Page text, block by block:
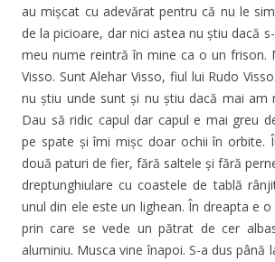
au mișcat cu adevărat pentru că nu le
de la picioare, dar nici astea nu știu dacă
meu nume reintră în mine ca o un frison.
Visso. Sunt Alehar Visso, fiul lui Rudo
nu știu unde sunt și nu știu dacă mai am
Dau să ridic capul dar capul e mai greu
pe spate și îmi mișc doar ochii în orbite.
două paturi de fier, fără saltele și fără
dreptunghiulare cu coastele de tablă
unul din ele este un lighean. În dreapta e
prin care se vede un pătrat de cer
aluminiu. Musca vine înapoi. S-a dus până